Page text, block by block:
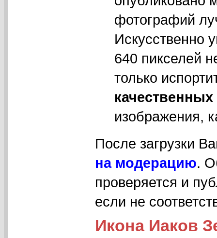
фотографий
Искусственно
640 пикселей
только
качественных
изображения,
После загрузки
на модерацию.
проверяется и
если не
Икона Иаков